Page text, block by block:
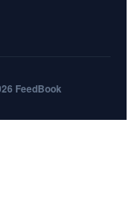
FeedBook